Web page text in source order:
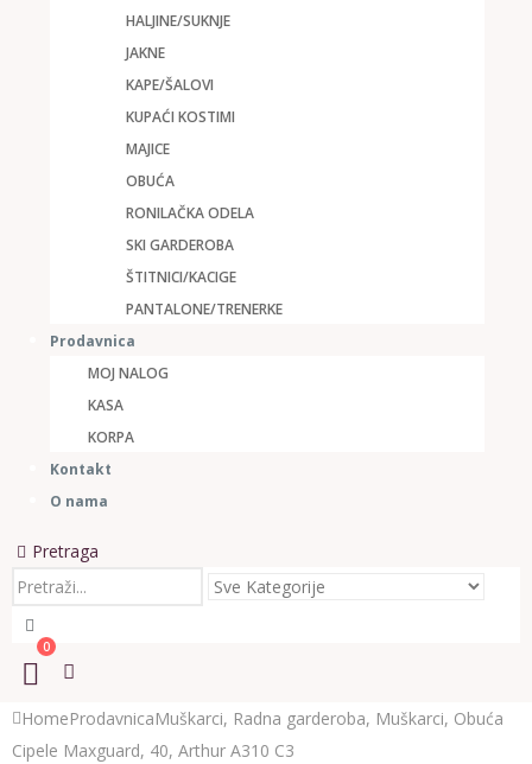
HALJINE/SUKNJE
JAKNE
KAPE/ŠALOVI
KUPAĆI KOSTIMI
MAJICE
OBUĆA
RONILAČKA ODELA
SKI GARDEROBA
ŠTITNICI/KACIGE
PANTALONE/TRENERKE
Prodavnica
MOJ NALOG
KASA
KORPA
Kontakt
O nama
Pretraga
0
HomeProdavnicaMuškarci, Radna garderoba, Muškarci, Obuća
Cipele Maxguard, 40, Arthur А310 С3